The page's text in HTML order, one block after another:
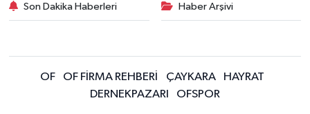
Son Dakika Haberleri Haber Arşivi
OF OF FİRMA REHBERİ ÇAYKARA
HAYRAT
DERNEKPAZARI
OFSPOR